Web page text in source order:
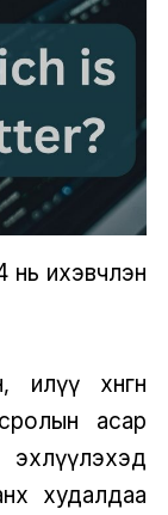
ихэвчлэн
хөнгөн
асар
худалдаа